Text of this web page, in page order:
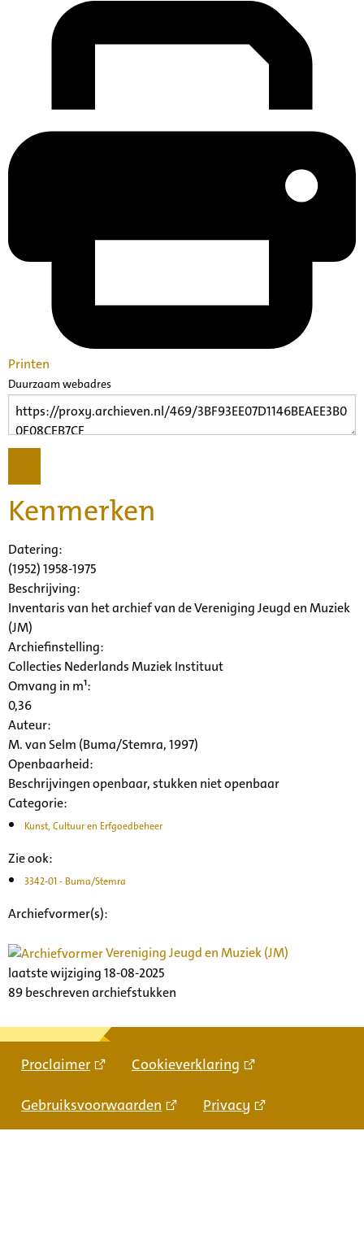
Printen
Duurzaam webadres
Kenmerken
Datering:
(1952) 1958-1975
Beschrijving:
Inventaris van het archief van de Vereniging Jeugd en Muziek
(JM)
Archiefinstelling:
Collecties Nederlands Muziek Instituut
Omvang in m¹:
0,36
Auteur:
M. van Selm (Buma/Stemra, 1997)
Openbaarheid:
Beschrijvingen openbaar, stukken niet openbaar
Categorie:
Kunst, Cultuur en Erfgoedbeheer
Zie ook:
3342-01 - Buma/Stemra
Archiefvormer(s):
Vereniging Jeugd en Muziek (JM)
laatste wijziging 18-08-2025
89 beschreven archiefstukken
Proclaimer Cookieverklaring
Gebruiksvoorwaarden Privacy